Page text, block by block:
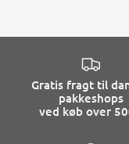
Gratis fragt til
pakkeshops
ved køb over